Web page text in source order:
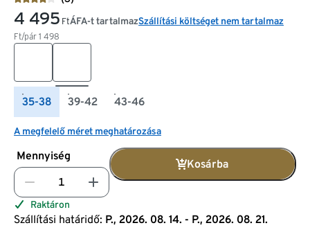
4 495 Ft
Ft/pár 1 498
ÁFA-t tartalmazSzállítási költséget nem tartalmaz
35-38 39-42 43-46
A megfelelő méret meghatározása
Mennyiség
Kosárba
Raktáron
Szállítási határidő: P., 2026. 08. 14. - P., 2026. 08. 21.